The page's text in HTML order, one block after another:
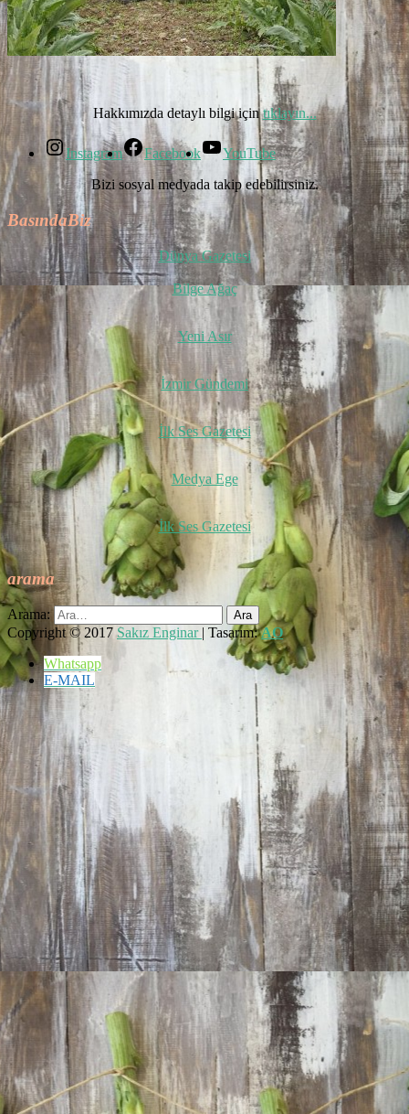
Hakkımızda detaylı bilgi içintıklayın...
Instagram Facebook
YouTube
Bizi sosyal medyada takip edebilirsiniz.
BasındaBiz
Dünya Gazetesi
Bilge Ağaç
Yeni Asır
İzmir Gündemi
İlk Ses Gazetesi
Medya Ege
İlk Ses Gazetesi
arama
Arama:
Copyright © 2017Sakız Enginar | Tasarım:AO
Whatsapp
E-MAIL